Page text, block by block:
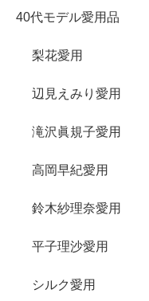
40代モデル愛用品
梨花愛用
辺見えみり愛用
滝沢眞規子愛用
高岡早紀愛用
鈴木紗理奈愛用
平子理沙愛用
シルク愛用